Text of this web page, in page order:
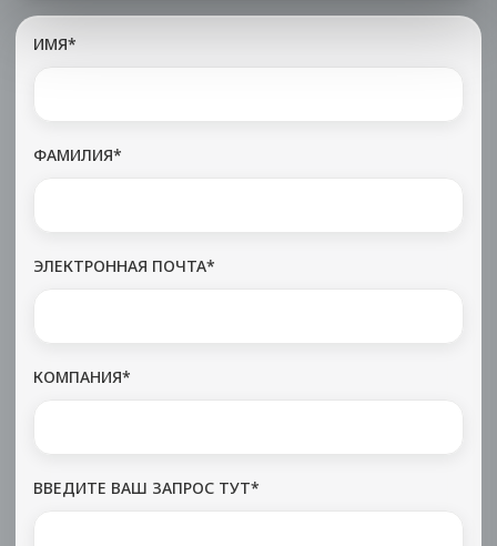
ИМЯ*
ФАМИЛИЯ*
ЭЛЕКТРОННАЯ ПОЧТА*
КОМПАНИЯ*
ВВЕДИТЕ ВАШ ЗАПРОС ТУТ*